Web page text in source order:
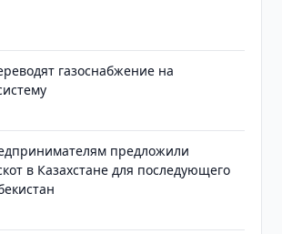
газоснабжение на
предложили
в Казахстане для последующего